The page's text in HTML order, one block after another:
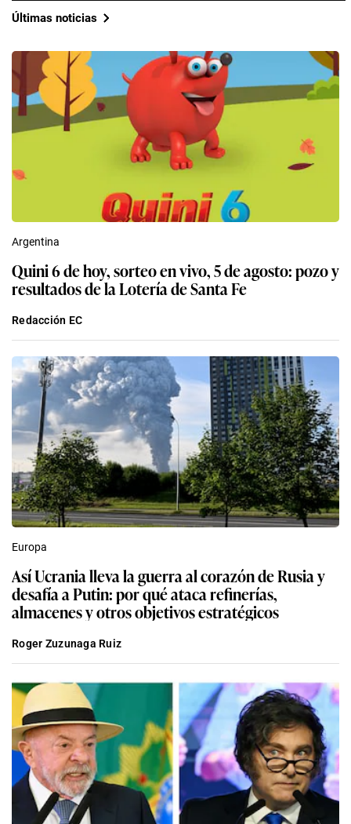
Últimas noticias
Argentina
Quini 6 de hoy, sorteo en vivo, 5 de agosto: pozo y
resultados de la Lotería de Santa Fe
Redacción EC
Europa
Así Ucrania lleva la guerra al corazón de Rusia y
desafía a Putin: por qué ataca refinerías,
almacenes y otros objetivos estratégicos
Roger Zuzunaga Ruiz